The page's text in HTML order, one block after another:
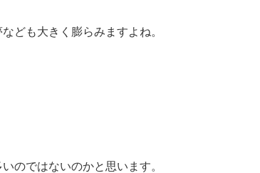
ども大きく膨らみますよね。
のではないのかと思います。